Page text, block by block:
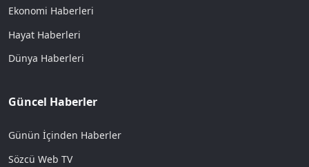
Ekonomi Haberleri
Hayat Haberleri
Dünya Haberleri
Güncel Haberler
Günün İçinden Haberler
Sözcü Web TV